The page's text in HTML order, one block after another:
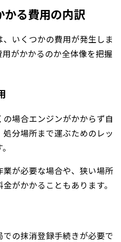
かる費用の内訳
いくつかの費用が発生しま
がかかるのか全体像を把握
場合エンジンがかからず自
分場所まで運ぶためのレッ
が必要な場合や、狭い場所
がかかることもあります。
の抹消登録手続きが必要で